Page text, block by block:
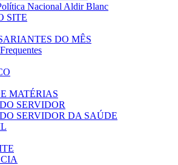
Nacional Aldir Blanc
SITE
DO MÊS
MATÉRIAS
SERVIDOR
SERVIDOR DA SAÚDE